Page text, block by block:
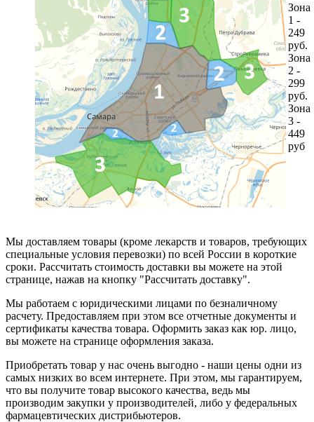
Зона
1 -
249
руб.
Зона
2 -
299
руб.
Зона
3 -
449
руб
Мы доставляем товары (кроме лекарств и товаров, требующих
специальные условия перевозки) по всей России в короткие
сроки. Рассчитать стоимость доставки вы можете на этой
странице, нажав на кнопку "Рассчитать доставку".
Мы работаем с юридическими лицами по безналичному
расчету. Предоставляем при этом все отчетные документы и
сертификаты качества товара. Оформить заказ как юр. лицо,
вы можете на странице оформления заказа.
Приобретать товар у нас очень выгодно - наши цены одни из
самых низких во всем интернете. При этом, мы гарантируем,
что вы получите товар высокого качества, ведь мы
производим закупки у производителей, либо у федеральных
фармацевтических дистрибьютеров.